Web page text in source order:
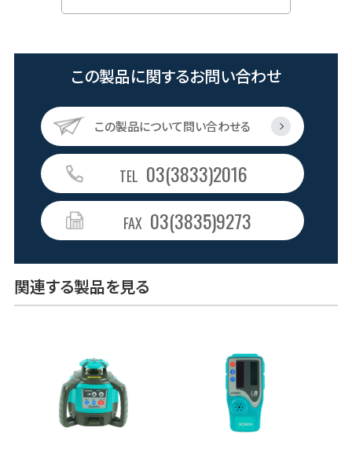
この製品に関するお問い合わせ
この製品について問い合わせる
TEL 03(3833)2016
FAX 03(3835)9273
関連する製品を見る